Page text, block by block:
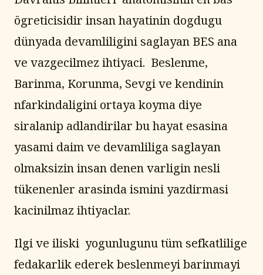
ögreticisidir insan hayatinin dogdugu
dünyada devamliligini saglayan BES ana
ve vazgecilmez ihtiyaci.  Beslenme,
Barinma, Korunma, Sevgi ve kendinin
nfarkindaligini ortaya koyma diye
siralanip adlandirilar bu hayat esasina
yasami daim ve devamliliga saglayan
olmaksizin insan denen varligin nesli
tükenenler arasinda ismini yazdirmasi
kacinilmaz ihtiyaclar.
Ilgi ve iliski  yogunlugunu tüm sefkatlilige
fedakarlik ederek beslenmeyi barinmayi